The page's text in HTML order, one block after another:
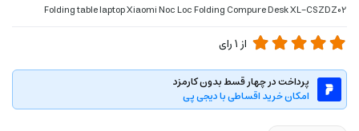
Folding table laptop Xiaomi Noc Loc Folding Compure Desk XL-CSZDZ02
از 1رای
پرداخت در چهار قسط بدون کارمزد
امکان خرید اقساطی با دیجی پی